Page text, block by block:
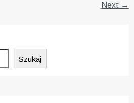
Next →
Szukaj